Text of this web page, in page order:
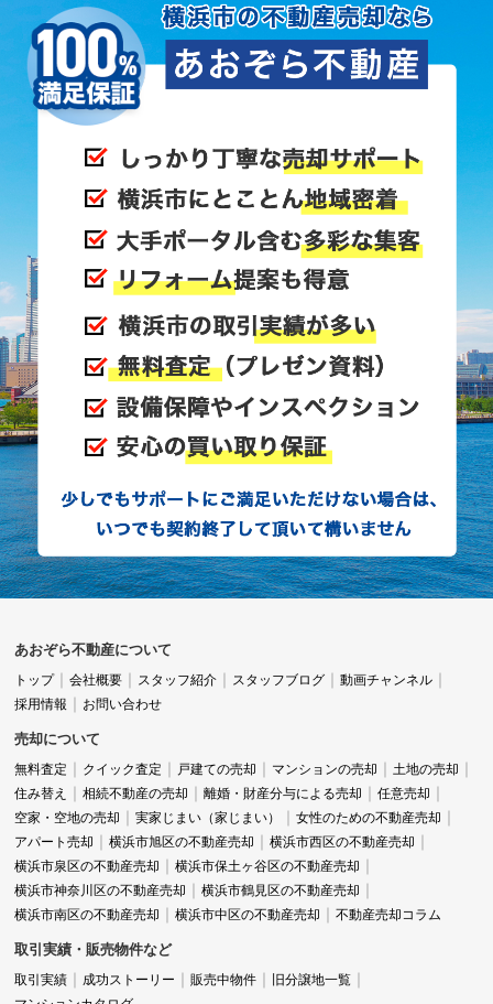
あおぞら不動産について
トップ 会社概要 スタッフ紹介 スタッフブログ
動画チャンネル
採用情報
お問い合わせ
売却について
無料査定 クイック査定 戸建ての売却 マンションの売却
土地の売却
住み替え
相続不動産の売却 離婚・財産分与による売却
任意売却
空家・空地の売却
実家じまい（家じまい）
女性のための不動産売却
アパート売却
横浜市旭区の不動産売却
横浜市西区の不動産売却
横浜市泉区の不動産売却
横浜市保土ヶ谷区の不動産売却
横浜市神奈川区の不動産売却
横浜市鶴見区の不動産売却
横浜市南区の不動産売却
横浜市中区の不動産売却 不動産売却コラム
取引実績・販売物件など
取引実績 成功ストーリー 販売中物件
旧分譲地一覧